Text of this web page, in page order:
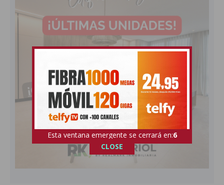
Esta ventana emergente se cerrará en:4
CLOSE